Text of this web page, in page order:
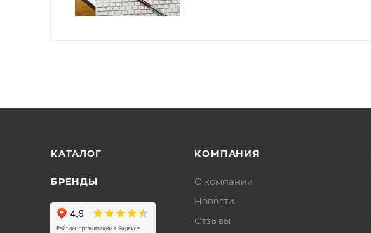
КАТАЛОГ
БРЕНДЫ
КОМПАНИЯ
О компании
Новости
Отзывы